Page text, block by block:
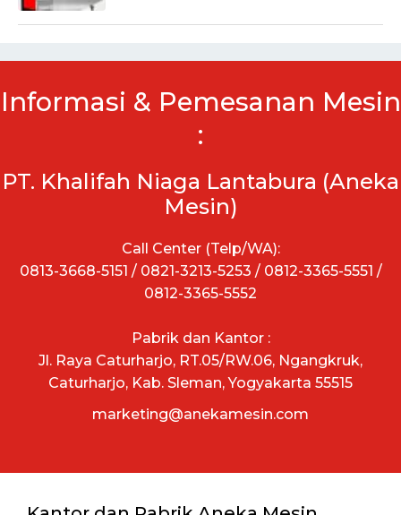
Informasi & Pemesanan Mesin
:
PT. Khalifah Niaga Lantabura (Aneka
Mesin)
Call Center (Telp/WA):
0813-3668-5151 / 0821-3213-5253 / 0812-3365-5551 /
0812-3365-5552
Pabrik dan Kantor :
Jl. Raya Caturharjo, RT.05/RW.06, Ngangkruk,
Caturharjo, Kab. Sleman, Yogyakarta 55515
marketing@anekamesin.com